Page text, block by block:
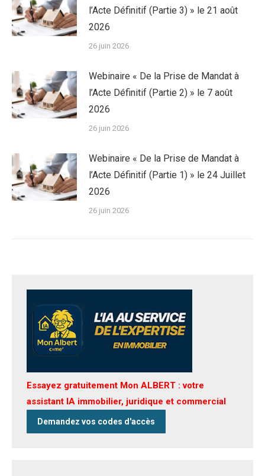
l’Acte Définitif (Partie 3) » le 21 août
2026
26 juin 2026
Webinaire « De la Prise de Mandat à
l’Acte Définitif (Partie 2) » le 7 août
2026
26 juin 2026
Webinaire « De la Prise de Mandat à
l’Acte Définitif (Partie 1) » le 24 Juillet
2026
26 juin 2026
Essayez gratuitement Mon ALBERT : votre
assistant IA immobilier, juridique et commercial
Demandez vos codes d'accès